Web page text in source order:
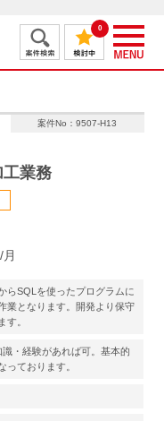
0
案件No：9507-H13
工業務
/月
らSQLを使ったプログラムに
業となります。開発より保守
す。
・経験があれば可。基本的
っております。